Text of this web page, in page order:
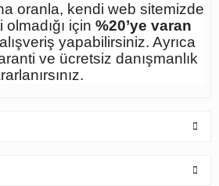
oranla, kendi web sitemizde
için %20’ye varan
alışveriş yapabilirsiniz. Ayrıca
ve ücretsiz danışmanlık